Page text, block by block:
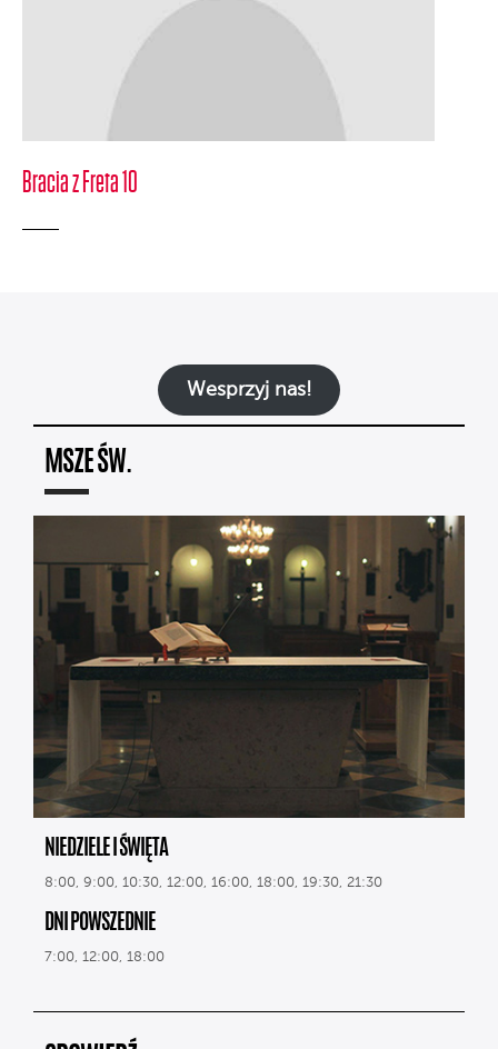
Bracia z Freta 10
Wesprzyj nas!
MSZE ŚW.
NIEDZIELE I ŚWIĘTA
8:00, 9:00, 10:30, 12:00, 16:00, 18:00, 19:30, 21:30
DNI POWSZEDNIE
7:00, 12:00, 18:00